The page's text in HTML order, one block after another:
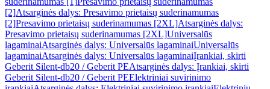
[2]Atsarginės dalys: Presavimo prietaisų suderinamumas
[2]Presavimo prietaisų suderinamumas [2XL]Atsarginės dalys:
Presavimo prietaisų suderinamumas [2XL]Universalūs
lagaminaiAtsarginės dalys: Universalūs lagaminaiUniversalūs
lagaminaiAtsarginės dalys: Universalūs lagaminaiĮrankiai, skirti
Geberit Silent-db20 / Geberit PEAtsarginės dalys: Įrankiai, skirti
Geberit Silent-db20 / Geberit PEElektriniai suvirinimo